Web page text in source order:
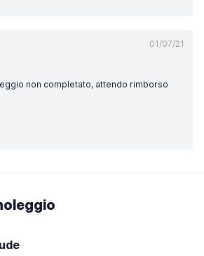
01/07/21
non completato, attendo rimborso